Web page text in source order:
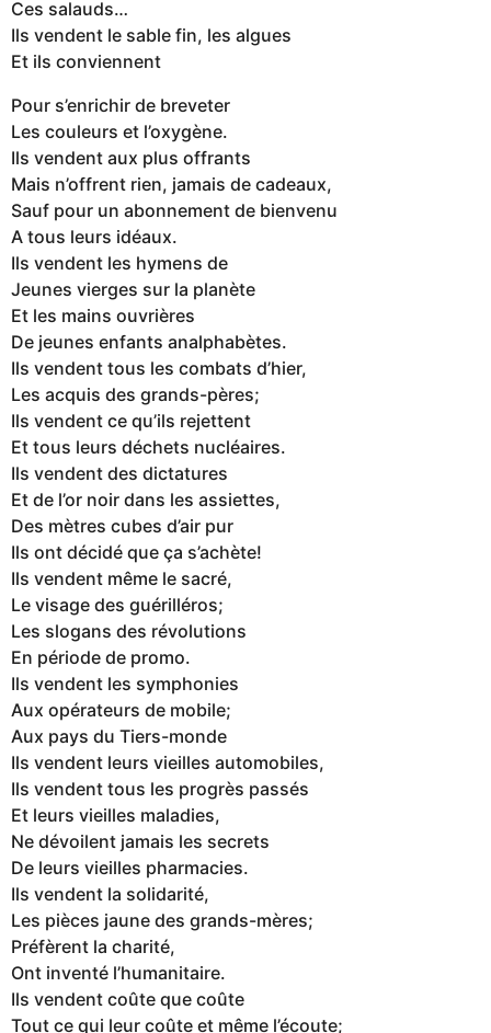
Ces salauds…
Ils vendent le sable fin, les algues
Et ils conviennent
Pour s’enrichir de breveter
Les couleurs et l’oxygène.
Ils vendent aux plus offrants
Mais n’offrent rien, jamais de cadeaux,
Sauf pour un abonnement de bienvenu
A tous leurs idéaux.
Ils vendent les hymens de
Jeunes vierges sur la planète
Et les mains ouvrières
De jeunes enfants analphabètes.
Ils vendent tous les combats d’hier,
Les acquis des grands-pères;
Ils vendent ce qu’ils rejettent
Et tous leurs déchets nucléaires.
Ils vendent des dictatures
Et de l’or noir dans les assiettes,
Des mètres cubes d’air pur
Ils ont décidé que ça s’achète!
Ils vendent même le sacré,
Le visage des guérilléros;
Les slogans des révolutions
En période de promo.
Ils vendent les symphonies
Aux opérateurs de mobile;
Aux pays du Tiers-monde
Ils vendent leurs vieilles automobiles,
Ils vendent tous les progrès passés
Et leurs vieilles maladies,
Ne dévoilent jamais les secrets
De leurs vieilles pharmacies.
Ils vendent la solidarité,
Les pièces jaune des grands-mères;
Préfèrent la charité,
Ont inventé l’humanitaire.
Ils vendent coûte que coûte
Tout ce qui leur coûte et même l’écoute;